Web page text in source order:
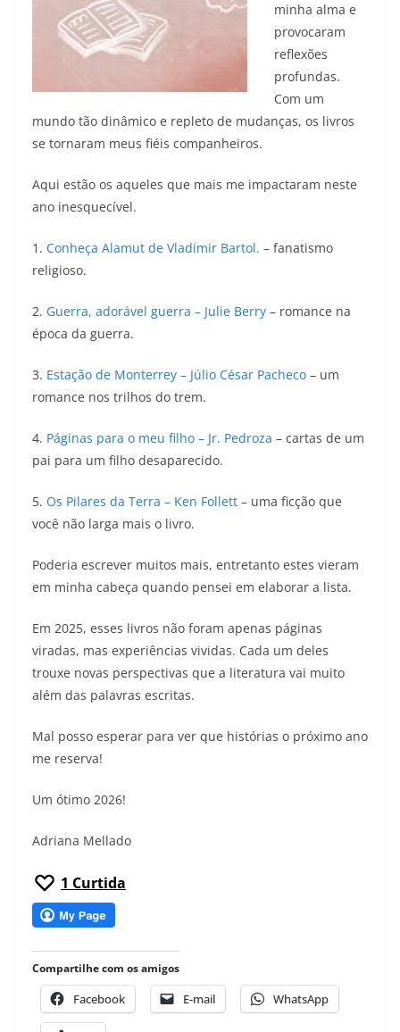
minha alma e
provocaram
reflexões
profundas.
Com um
mundo tão dinâmico e repleto de mudanças, os livros
se tornaram meus fiéis companheiros.
Aqui estão os aqueles que mais me impactaram neste
ano inesquecível.
1. Conheça Alamut de Vladimir Bartol. – fanatismo
religioso.
2. Guerra, adorável guerra – Julie Berry – romance na
época da guerra.
3. Estação de Monterrey – Júlio César Pacheco – um
romance nos trilhos do trem.
4. Páginas para o meu filho – Jr. Pedroza – cartas de um
pai para um filho desaparecido.
5. Os Pilares da Terra – Ken Follett – uma ficção que
você não larga mais o livro.
Poderia escrever muitos mais, entretanto estes vieram
em minha cabeça quando pensei em elaborar a lista.
Em 2025, esses livros não foram apenas páginas
viradas, mas experiências vividas. Cada um deles
trouxe novas perspectivas que a literatura vai muito
além das palavras escritas.
Mal posso esperar para ver que histórias o próximo ano
me reserva!
Um ótimo 2026!
Adriana Mellado
1 Curtida
Compartilhe com os amigos
Facebook E-mail WhatsApp